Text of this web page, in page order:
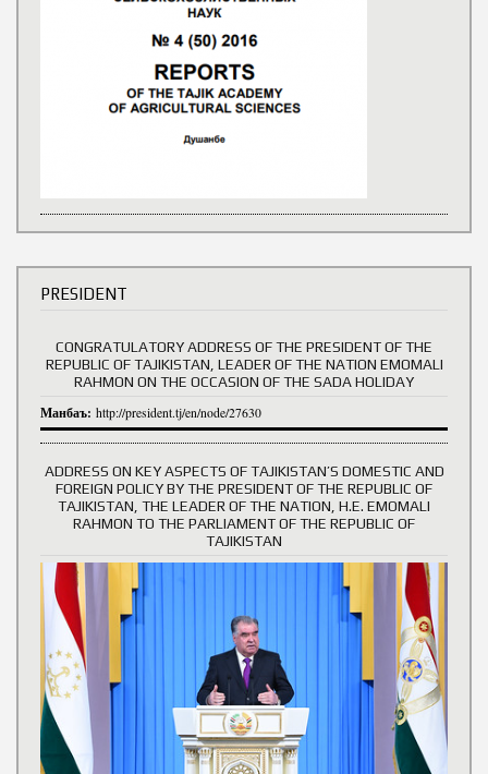
PRESIDENT
CONGRATULATORY ADDRESS OF THE PRESIDENT OF THE
REPUBLIC OF TAJIKISTAN, LEADER OF THE NATION EMOMALI
RAHMON ON THE OCCASION OF THE SADA HOLIDAY
Манбаъ: http://president.tj/en/node/27630
ADDRESS ON KEY ASPECTS OF TAJIKISTAN’S DOMESTIC AND
FOREIGN POLICY BY THE PRESIDENT OF THE REPUBLIC OF
TAJIKISTAN, THE LEADER OF THE NATION, H.E. EMOMALI
RAHMON TO THE PARLIAMENT OF THE REPUBLIC OF
TAJIKISTAN